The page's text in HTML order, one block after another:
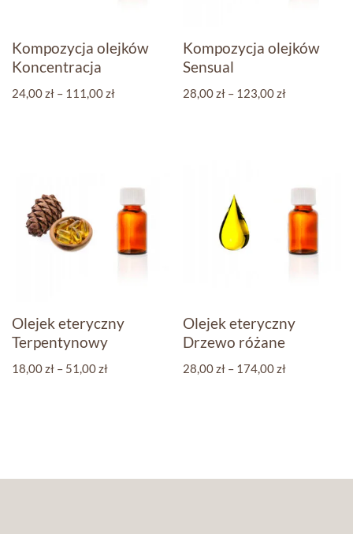
Kompozycja olejków
Koncentracja
24,00zł – 111,00zł
Kompozycja olejków
Sensual
28,00zł – 123,00zł
Olejek eteryczny
Terpentynowy
18,00zł – 51,00zł
Olejek eteryczny
Drzewo różane
28,00zł – 174,00zł